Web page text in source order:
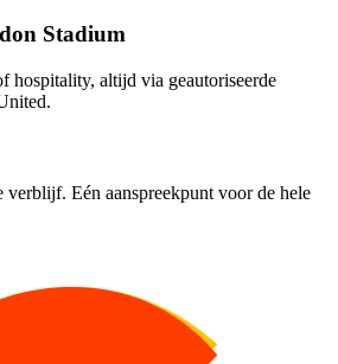
Stadium
hospitality, altijd via geautoriseerde
verblijf. Eén aanspreekpunt voor de hele